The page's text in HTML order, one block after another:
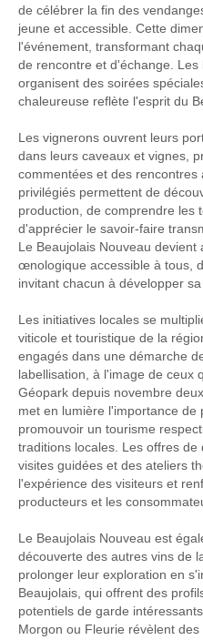
de célébrer la fin des
jeune et accessible. Cette
l'événement, transformant
de rencontre et d'échange.
organisent des soirées
chaleureuse reflète l'esprit du
Les vignerons ouvrent leurs
dans leurs caveaux et vignes,
commentées et des
privilégiés permettent de
production, de comprendre les
d'apprécier le savoir-faire
Le Beaujolais Nouveau
œnologique accessible à tous,
invitant chacun à développer
Les initiatives locales se
viticole et touristique de la
engagés dans une démarche
labellisation, à l'image de ceux
Géopark depuis novembre
met en lumière l'importance de
promouvoir un tourisme
traditions locales. Les offres
visites guidées et des ateliers
l'expérience des visiteurs et
producteurs et les
Le Beaujolais Nouveau est
découverte des autres vins de
prolonger leur exploration en
Beaujolais, qui offrent des
potentiels de garde
Morgon ou Fleurie révèlent